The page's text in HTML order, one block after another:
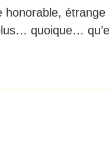
quoique…